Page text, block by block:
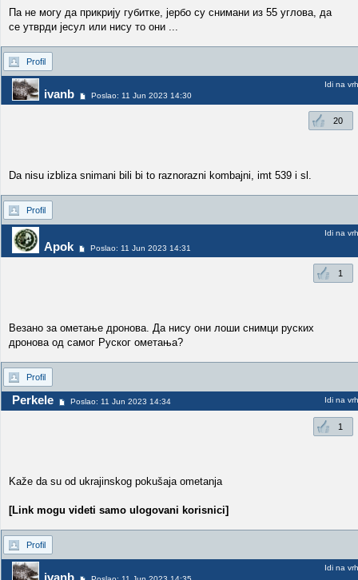
Па не могу да прикрију губитке, јербо су снимани из 55 углова, да
се утврди јесул или нису то они ...
Profil
ivanb Poslao: 11 Jun 2023 14:30
Idi na vrh
20
Da nisu izbliza snimani bili bi to raznorazni kombajni, imt 539 i sl.
Profil
Apok Poslao: 11 Jun 2023 14:31
Idi na vrh
1
Везано за ометање дронова. Да нису они лоши снимци руских
дронова од самог Руског ометања?
Profil
Perkele Poslao: 11 Jun 2023 14:34 Idi na vrh
1
Kaže da su od ukrajinskog pokušaja ometanja
[Link mogu videti samo ulogovani korisnici]
Profil
Idi na vrh